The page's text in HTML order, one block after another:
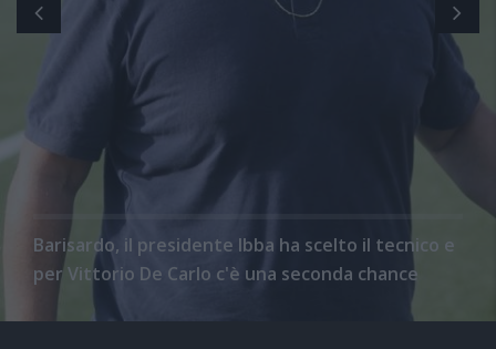
Barisardo, il presidente Ibba ha scelto il tecnico e
per Vittorio De Carlo c'è una seconda chance